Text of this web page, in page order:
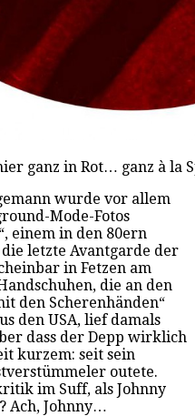
ganz in Rot… ganz à la
wurde vor allem
Mode-Fotos
einem in den 80ern
letzte Avantgarde der
in Fetzen am
die an den
den Scherenhänden“
den USA, lief damals
dass der Depp wirklich
kurzem: seit sein
outete.
im Suff, als Johnny
Ach, Johnny…